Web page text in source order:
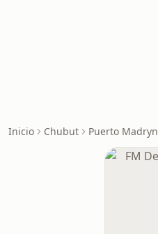
Inicio Chubut Puerto Madryn